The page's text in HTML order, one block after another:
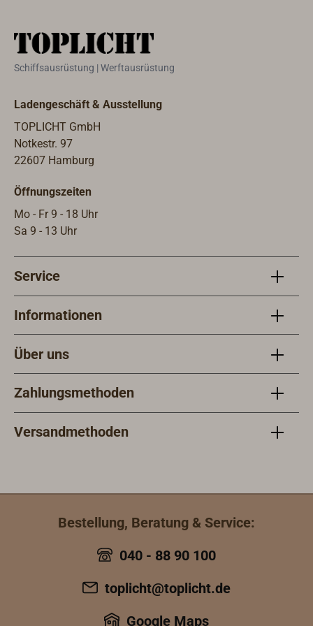
Schiffsausrüstung | Werftausrüstung
Ladengeschäft & Ausstellung
TOPLICHT GmbH
Notkestr. 97
22607 Hamburg
Öffnungszeiten
Mo - Fr 9 - 18 Uhr
Sa 9 - 13 Uhr
Service
Informationen
Über uns
Zahlungsmethoden
Versandmethoden
Bestellung, Beratung & Service:
040 - 88 90 100
toplicht@toplicht.de
Google Maps